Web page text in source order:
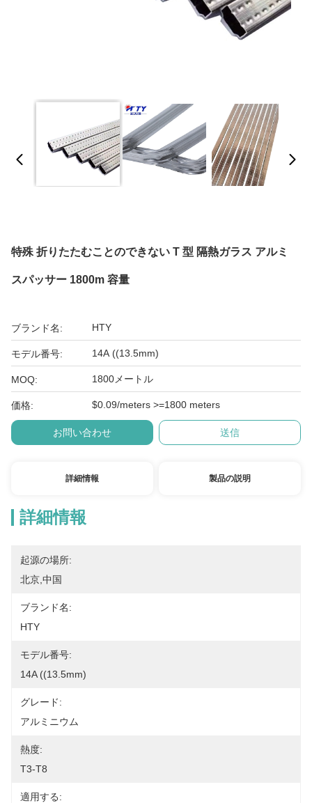
特殊 折りたたむことのできない T 型 隔熱ガラス アルミ
スパッサー 1800m 容量
ブランド名: HTY
モデル番号: 14A ((13.5mm)
MOQ: 1800メートル
価格: $0.09/meters >=1800 meters
お問い合わせ 送信
詳細情報 製品の説明
詳細情報
起源の場所:
北京,中国
ブランド名:
HTY
モデル番号:
14A ((13.5mm)
グレード:
アルミニウム
熱度:
T3-T8
適用する: